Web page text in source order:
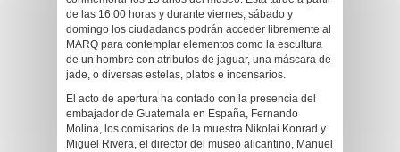
de las 16:00 horas y durante viernes, sábado y
domingo los ciudadanos podrán acceder libremente al
MARQ para contemplar elementos como la escultura
de un hombre con atributos de jaguar, una máscara de
jade, o diversas estelas, platos e incensarios.
El acto de apertura ha contado con la presencia del
embajador de Guatemala en España, Fernando
Molina, los comisarios de la muestra Nikolai Konrad y
Miguel Rivera, el director del museo alicantino, Manuel